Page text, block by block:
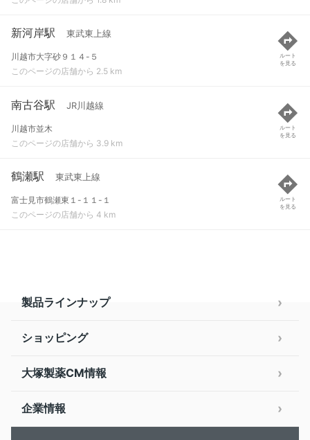
新河岸駅 東武東上線
川越市大字砂９１４-５
このページの店舗から 2.5 km
ルート
を見る
南古谷駅 JR川越線
川越市並木
このページの店舗から 3.9 km
ルート
を見る
鶴瀬駅 東武東上線
富士見市鶴瀬東１-１１-１
このページの店舗から 4 km
ルート
を見る
製品ラインナップ
ショッピング
大塚製薬CM情報
企業情報